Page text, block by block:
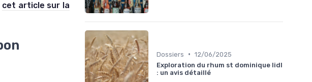
cet article sur la
Dossiers • 12/06/2025
Exploration du rhum st dominique lidl
: un avis détaillé